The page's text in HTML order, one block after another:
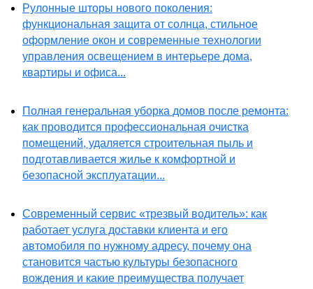
Рулонные шторы нового поколения:
функциональная защита от солнца, стильное
оформление окон и современные технологии
управления освещением в интерьере дома,
квартиры и офиса...
Полная генеральная уборка домов после ремонта:
как проводится профессиональная очистка
помещений, удаляется строительная пыль и
подготавливается жилье к комфортной и
безопасной эксплуатации...
Современный сервис «трезвый водитель»: как
работает услуга доставки клиента и его
автомобиля по нужному адресу, почему она
становится частью культуры безопасного
вождения и какие преимущества получает